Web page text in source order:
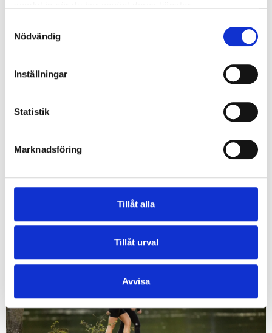
Nödvändig
Inställningar
Statistik
Marknadsföring
Tillåt alla
Tillåt urval
Avvisa
KNORREN
SPIKÖN